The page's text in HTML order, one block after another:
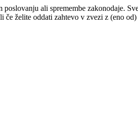
ali spremembe zakonodaje.
želite oddati zahtevo v zvezi z (eno